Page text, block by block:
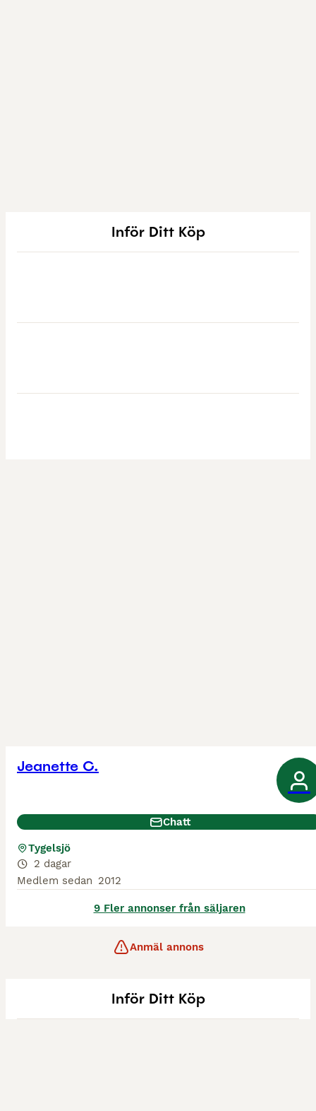
Inför Ditt Köp
Jeanette C.
Chatt
Tygelsjö
2 dagar
Medlem sedan 2012
9 Fler annonser från säljaren
Anmäl annons
Inför Ditt Köp